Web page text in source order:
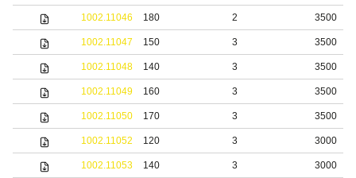
1002.11046 180 2 3500
1002.11047 150 3 3500
1002.11048 140 3 3500
1002.11049 160 3 3500
1002.11050 170 3 3500
1002.11052 120 3 3000
1002.11053 140 3 3000